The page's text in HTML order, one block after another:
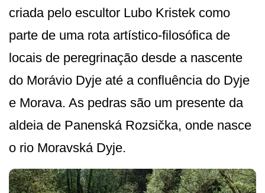
criada pelo escultor Lubo Kristek como
parte de uma rota artístico-filosófica de
locais de peregrinação desde a nascente
do Morávio Dyje até a confluência do Dyje
e Morava. As pedras são um presente da
aldeia de Panenská Rozsička, onde nasce
o rio Moravská Dyje.